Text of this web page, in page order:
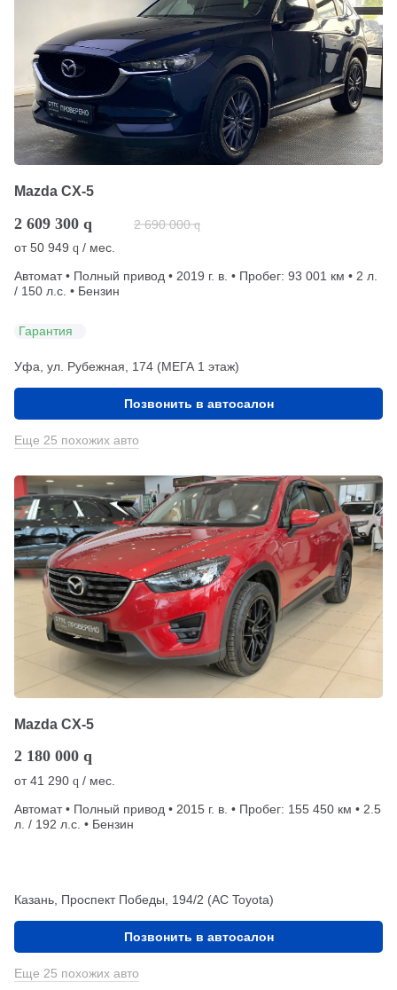
Mazda CX-5
2 609 300 q 2 690 000 q
от50 949 q / мес.
Автомат • Полный привод • 2019 г. в. • Пробег: 93 001 км • 2 л.
/ 150 л.с. • Бензин
Гарантия
Уфа, ул. Рубежная, 174 (МЕГА 1 этаж)
Позвонить в автосалон
Еще 25 похожих авто
Mazda CX-5
2 180 000 q
от41 290 q / мес.
Автомат • Полный привод • 2015 г. в. • Пробег: 155 450 км • 2.5
л. / 192 л.с. • Бензин
Казань, Проспект Победы, 194/2 (АС Toyota)
Позвонить в автосалон
Еще 25 похожих авто